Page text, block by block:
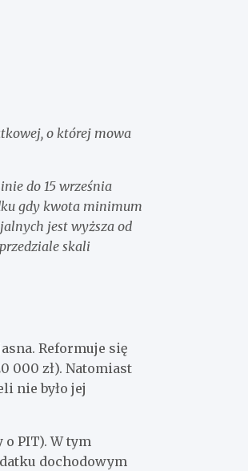
o której mowa
do 15 września
gdy kwota minimum
jest wyższa od
skali
Reformuje się
000 zł). Natomiast
nie było jej
o PIT). W tym
dochodowym